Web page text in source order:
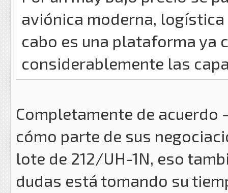
aviónica moderna,
cabo es una plataforma ya
considerablemente las
Completamente de acuerdo
cómo parte de sus
lote de 212/UH-1N, eso
dudas está tomando su